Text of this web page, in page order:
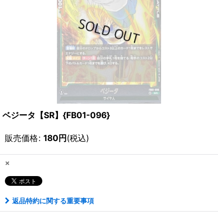
ベジータ【SR】{FB01-096}
販売価格: 180円(税込)
×
返品特約に関する重要事項